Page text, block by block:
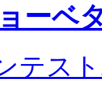
ーベ
テス